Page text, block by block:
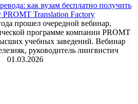
как вузам бесплатно получить
PROMT Translation Factory
прошел очередной вебинар,
программе компании PROMT
учебных заведений. Вебинар
руководитель лингвистич
01.03.2026